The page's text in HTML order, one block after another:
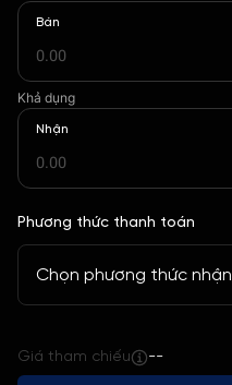
Nhận
Bán
Khả dụng
Phương thức thanh toán
Chọn phương thức nhận
Giá tham chiếu --